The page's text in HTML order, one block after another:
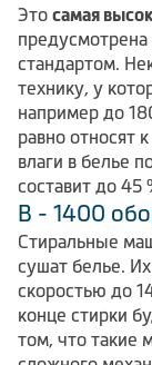
Это самая
стандартом.
технику, у
например до
равно относят
влаги в белье
составит до 45
B - 1400
Стиральные
сушат белье.
скоростью до
конце стирки
том, что такие